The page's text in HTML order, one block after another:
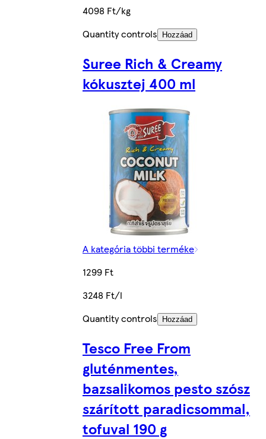
4098 Ft/kg
Quantity controls
Hozzáad
Suree Rich & Creamy
kókusztej 400 ml
A kategória többi terméke
1299 Ft
3248 Ft/l
Quantity controls
Hozzáad
Tesco Free From
gluténmentes,
bazsalikomos pesto szósz
szárított paradicsommal,
tofuval 190 g